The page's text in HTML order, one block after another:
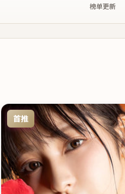
榜单更新
首推